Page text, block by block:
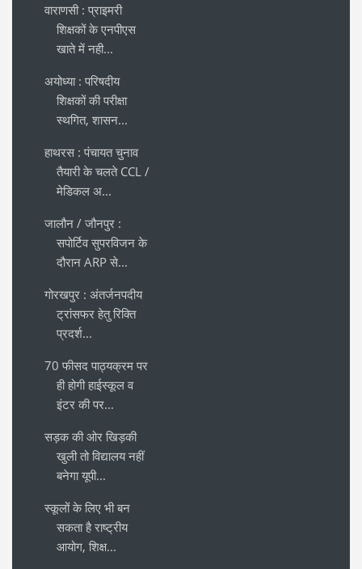
वाराणसी : प्राइमरी
शिक्षकों के एनपीएस
खाते में नही...
अयोध्या : परिषदीय
शिक्षकों की परीक्षा
स्थगित, शासन...
हाथरस : पंचायत चुनाव
तैयारी के चलते CCL /
मेडिकल अ...
जालौन / जौनपुर :
सपोर्टिव सुपरविजन के
दौरान ARP से...
गोरखपुर : अंतर्जनपदीय
ट्रांसफर हेतु रिक्ति
प्रदर्श...
70 फीसद पाठ्यक्रम पर
ही होगी हाईस्कूल व
इंटर की पर...
सड़क की ओर खिड़की
खुली तो विद्यालय नहीं
बनेगा यूपी...
स्कूलों के लिए भी बन
सकता है राष्ट्रीय
आयोग, शिक्ष...